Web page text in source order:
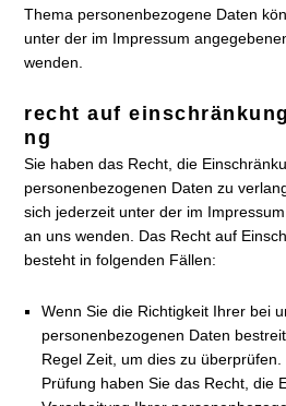
Thema personenbezogene Daten
unter der im Impressum
wenden.
recht auf
ng
Sie haben das Recht, die
personenbezogenen Daten zu
sich jederzeit unter der im
an uns wenden. Das Recht auf
besteht in folgenden Fällen:
Wenn Sie die Richtigkeit Ihrer bei
personenbezogenen Daten
Regel Zeit, um dies zu
Prüfung haben Sie das Recht, die